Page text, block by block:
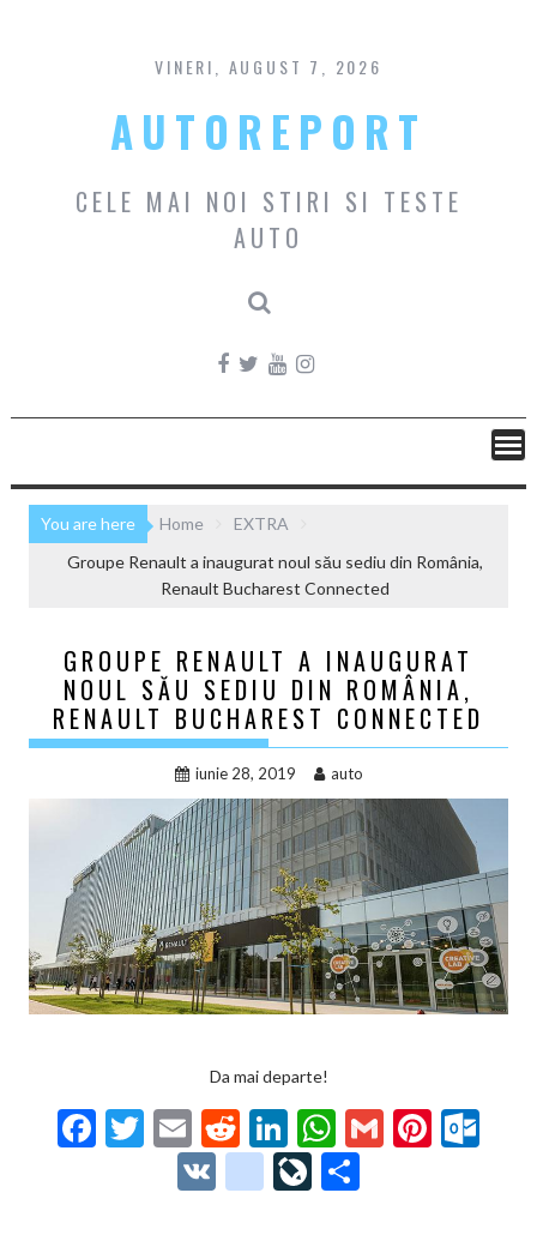
content
VINERI, AUGUST 7, 2026
AUTOREPORT
CELE MAI NOI STIRI SI TESTE
AUTO
You are here Home
EXTRA
Groupe Renault a inaugurat noul său sediu din România,
Renault Bucharest Connected
GROUPE RENAULT A INAUGURAT
NOUL SĂU SEDIU DIN ROMÂNIA,
RENAULT BUCHAREST CONNECTED
iunie 28, 2019 auto
Da mai departe!
F T
w
itt
E
m
ai
R
e
d
Li
n
ke
W
h
at
G Pi
V
g
Li